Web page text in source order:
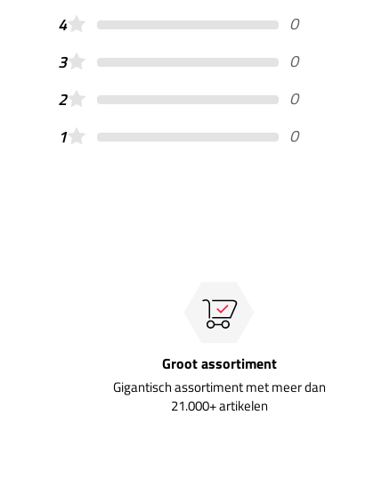
4
0
3
0
2
0
1
0
Groot assortiment
Gigantisch assortiment met meer dan
21.000+ artikelen